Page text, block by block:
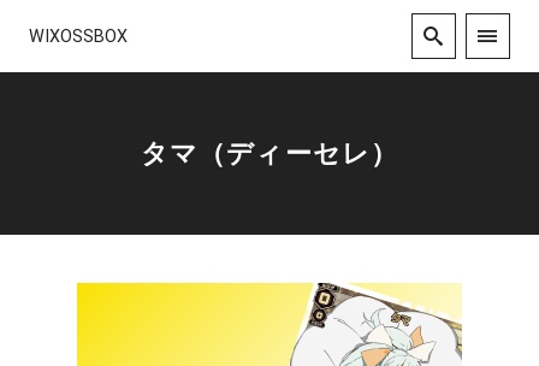
WIXOSSBOX
タマ（ディーセレ）